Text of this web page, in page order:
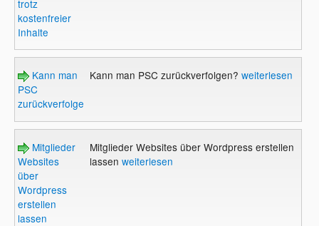
trotz
kostenfreier
Inhalte
Kann man
PSC
zurückverfolgen?
Kann man PSC zurückverfolgen? weiterlesen
Mitglieder
Websites
über
Wordpress
erstellen
lassen
Mitglieder Websites über Wordpress erstellen
lassen weiterlesen